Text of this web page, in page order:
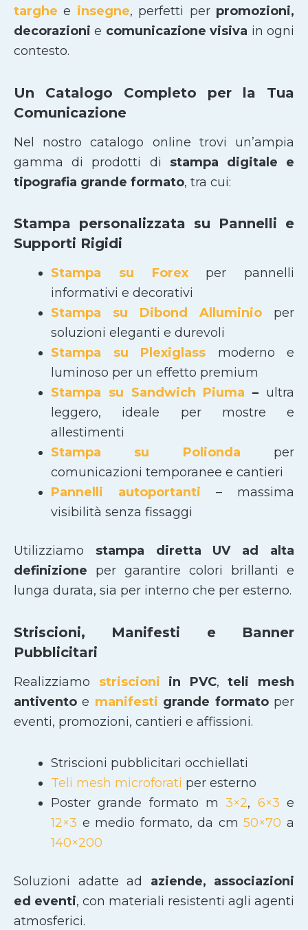
targhee insegne, perfetti per promozioni,
decorazionie comunicazione visiva in ogni
contesto.
Un Catalogo Completo per la Tua
Comunicazione
Nel nostro catalogo online trovi un’ampia
gamma di prodotti di stampa digitale e
tipografia grande formato, tra cui:
Stampa personalizzata su Pannelli e
Supporti Rigidi
Stampa su Forexper pannelli
informativi e decorativi
Stampa su Dibond Alluminio per
soluzioni eleganti e durevoli
Stampa su Plexiglass moderno e
luminoso per un effetto premium
Stampa su Sandwich Piuma – ultra
leggero, ideale per mostre e
allestimenti
Stampa su Polionda per
comunicazioni temporanee e cantieri
Pannelli autoportanti – massima
visibilità senza fissaggi
Utilizziamo stampa diretta UV ad alta
definizione per garantire colori brillanti e
lunga durata, sia per interno che per esterno.
Striscioni, Manifesti e Banner
Pubblicitari
Realizziamo striscioni in PVC,teli mesh
antivento e manifesti grande formatoper
eventi, promozioni, cantieri e affissioni.
Striscioni pubblicitari occhiellati
Teli mesh microforati per esterno
Poster grande formato m3×2, 6×3 e
12×3 e medio formato, da cm50×70 a
140×200
Soluzioni adatte ad aziende, associazioni
ed eventi, con materiali resistenti agli agenti
atmosferici.